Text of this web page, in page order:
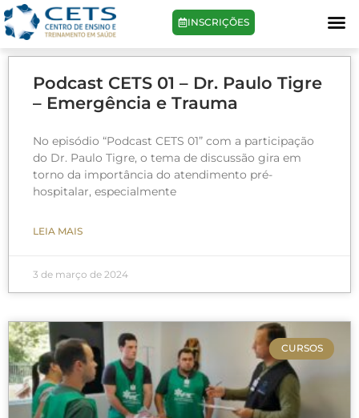
INSCRIÇÕES
Podcast CETS 01 – Dr. Paulo Tigre
– Emergência e Trauma
No episódio “Podcast CETS 01” com a participação
do Dr. Paulo Tigre, o tema de discussão gira em
torno da importância do atendimento pré-
hospitalar, especialmente
LEIA MAIS
3 de março de 2024
CURSOS